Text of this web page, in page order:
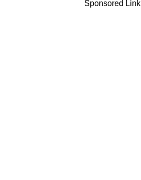
Sponsored Link